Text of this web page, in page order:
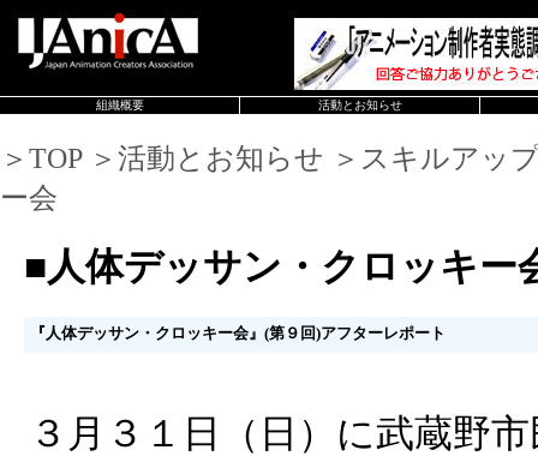
組織概要 活動とお知らせ
＞TOP ＞活動とお知らせ ＞スキルアッ
ー会
■人体デッサン・クロッキー
『人体デッサン・クロッキー会』(第９回)アフターレポート
３月３１日（日）に武蔵野